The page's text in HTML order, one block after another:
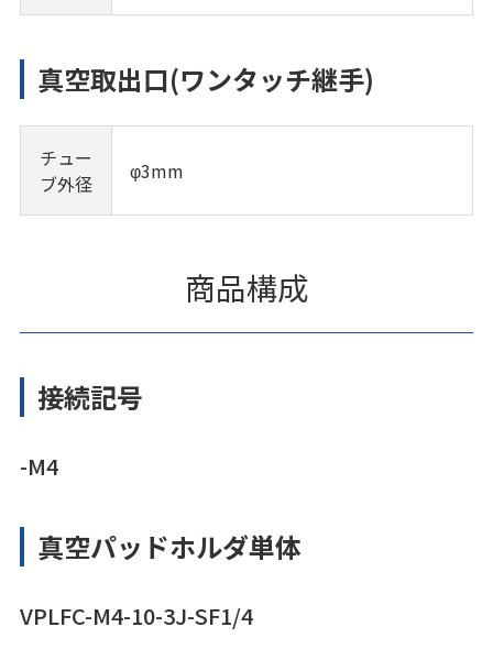
真空取出口(ワンタッチ継手)
チュー
ブ外径
φ3mm
商品構成
接続記号
-M4
真空パッドホルダ単体
VPLFC-M4-10-3J-SF1/4